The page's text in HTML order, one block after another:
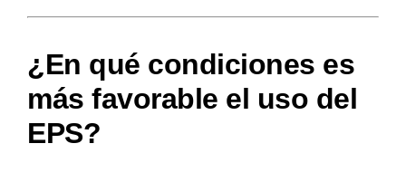
¿En qué condiciones es
más favorable el uso del
EPS?